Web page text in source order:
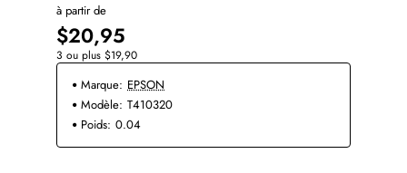
à partir de
$20,95
3 ou plus $19,90
Marque: EPSON
Modèle: T410320
Poids: 0.04